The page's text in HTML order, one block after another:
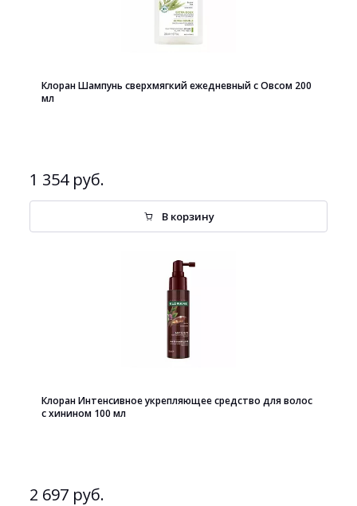
Клоран Шампунь сверхмягкий ежедневный с Овсом 200
мл
1 354 руб.
В корзину
Клоран Интенсивное укрепляющее средство для волос
с хинином 100 мл
2 697 руб.